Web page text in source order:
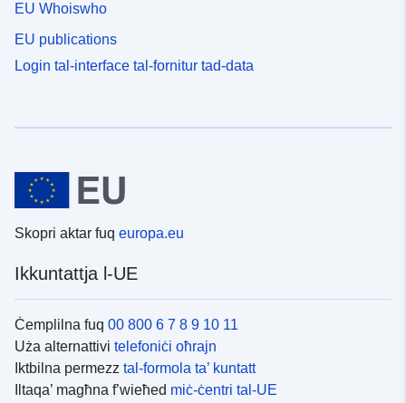
EU Whoiswho
EU publications
Login tal-interface tal-fornitur tad-data
Skopri aktar fuq europa.eu
Ikkuntattja l-UE
Ċemplilna fuq 00 800 6 7 8 9 10 11
Uża alternattivi telefoniċi oħrajn
Iktbilna permezz tal-formola ta’ kuntatt
Iltaqa’ magħna f’wieħed miċ-ċentri tal-UE